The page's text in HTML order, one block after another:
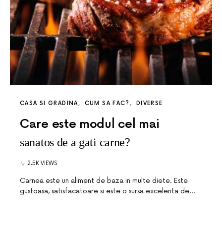
CASA SI GRADINA CUM SA FAC? DIVERSE
Care este modul cel mai
sanatos de a gati carne?
2.5K VIEWS
Carnea este un aliment de baza in multe diete. Este
gustoasa, satisfacatoare si este o sursa excelenta de…